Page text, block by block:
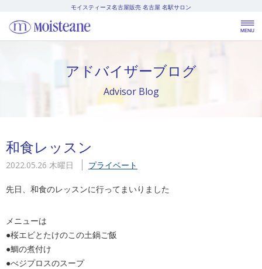
モイスティーヌ名古屋販売 名古屋 名駅サロン
アドバイザーブログ
Advisor Blog
和食レッスン
2022.05.26 木曜日 プライベート
先日、和食のレッスンに行ってまいりました
メニューは
●桜エビとたけのこの土鍋ご飯
●鯛の煮付け
●べジプロスのスープ